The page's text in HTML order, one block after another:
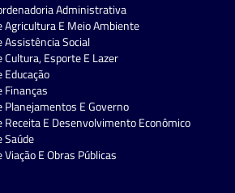
Administrativa
Agricultura E Meio Ambiente
Assistência Social
Esporte E Lazer
Finanças
Planejamentos E Governo
Receita E Desenvolvimento Econômico
Saúde
E Obras Públicas